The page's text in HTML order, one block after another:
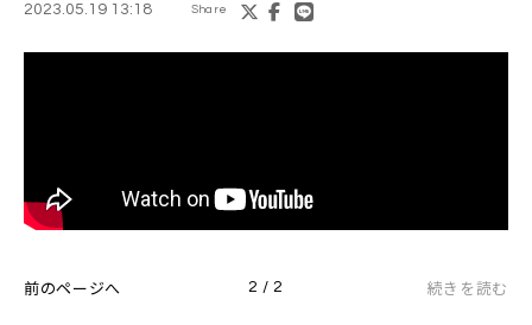
2023.05.19 13:18 Share
前のページへ 2 / 2 続きを読む